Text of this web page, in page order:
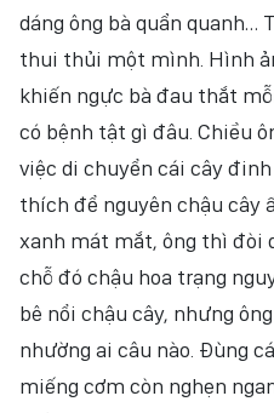
dáng ông bà quẩn quanh…
thui thủi một mình. Hình
khiến ngực bà đau thắt
có bệnh tật gì đâu. Chiều
việc di chuyển cái cây đinh
thích để nguyên chậu cây
xanh mát mắt, ông thì đòi
chỗ đó chậu hoa trạng
bê nổi chậu cây, nhưng
nhường ai câu nào. Đùng
miếng cơm còn nghẹn